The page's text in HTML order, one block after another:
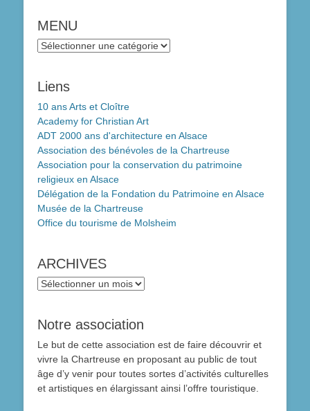
MENU
MENU
Liens
10 ans Arts et Cloître
Academy for Christian Art
ADT 2000 ans d'architecture en Alsace
Association des bénévoles de la Chartreuse
Association pour la conservation du patrimoine
religieux en Alsace
Délégation de la Fondation du Patrimoine en Alsace
Musée de la Chartreuse
Office du tourisme de Molsheim
ARCHIVES
ARCHIVES
Notre association
Le but de cette association est de faire découvrir et
vivre la Chartreuse en proposant au public de tout
âge d’y venir pour toutes sortes d’activités culturelles
et artistiques en élargissant ainsi l’offre touristique.